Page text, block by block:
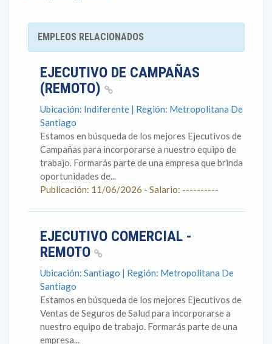
EMPLEOS RELACIONADOS
EJECUTIVO DE CAMPAÑAS
(REMOTO)
Ubicación: Indiferente | Región: Metropolitana De
Santiago
Estamos en búsqueda de los mejores Ejecutivos de
Campañas para incorporarse a nuestro equipo de
trabajo. Formarás parte de una empresa que brinda
oportunidades de...
Publicación: 11/06/2026 - Salario: ----------
EJECUTIVO COMERCIAL -
REMOTO
Ubicación: Santiago | Región: Metropolitana De
Santiago
Estamos en búsqueda de los mejores Ejecutivos de
Ventas de Seguros de Salud para incorporarse a
nuestro equipo de trabajo. Formarás parte de una
empresa...